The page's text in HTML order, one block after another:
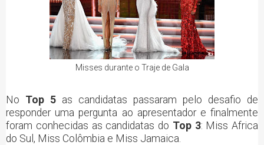
Misses durante o Traje de Gala
No Top 5 as candidatas passaram pelo desafio de
responder uma pergunta ao apresentador e finalmente
foram conhecidas as candidatas do Top 3: Miss Africa
do Sul, Miss Colômbia e Miss Jamaica.